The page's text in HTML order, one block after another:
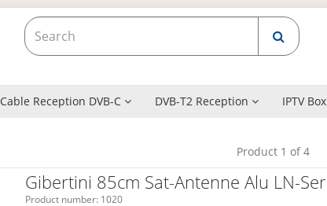
Cable Reception DVB-C DVB-T2 Reception IPTV Box
Product 1 of 4
Gibertini 85cm Sat-Antenne Alu LN-
Product number: 1020